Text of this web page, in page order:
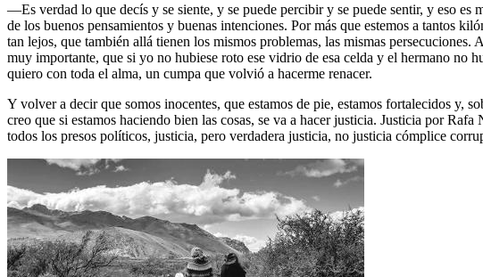
—Es verdad lo que decís y se siente, y se puede percibir y se puede sentir, y eso
de los buenos pensamientos y buenas intenciones. Por más que estemos a tantos
tan lejos, que también allá tienen los mismos problemas, las mismas
muy importante, que si yo no hubiese roto ese vidrio de esa celda y el hermano no
quiero con toda el alma, un cumpa que volvió a hacerme renacer.
Y volver a decir que somos inocentes, que estamos de pie, estamos fortalecidos y,
creo que si estamos haciendo bien las cosas, se va a hacer justicia. Justicia por
todos los presos políticos, justicia, pero verdadera justicia, no justicia cómplice